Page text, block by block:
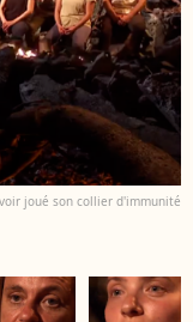
joué son collier d'immunité